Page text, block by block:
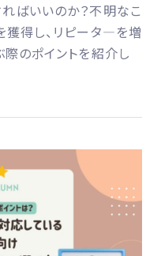
ばいいのか？不明なこ
獲得し、リピータ―を増
のポイントを紹介し